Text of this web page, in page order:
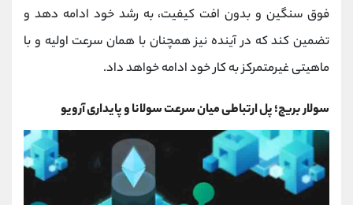
فوق‌ سنگین و بدون افت کیفیت، به رشد خود ادامه دهد و
تضمین کند که در آینده نیز همچنان با همان سرعت اولیه و با
ماهیتی غیرمتمرکز به کار خود ادامه خواهد داد.
سولار بریج؛ پل ارتباطی میان سرعت سولانا و پایداری آرویو